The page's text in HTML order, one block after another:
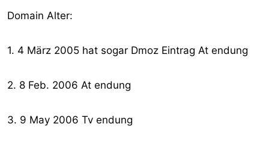
Domain Alter:
1. 4 März 2005 hat sogar Dmoz Eintrag At endung
2. 8 Feb. 2006 At endung
3. 9 May 2006 Tv endung